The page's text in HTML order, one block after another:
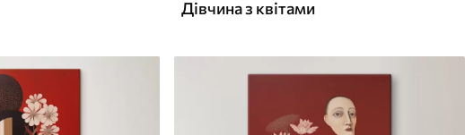
Дівчина з квітами